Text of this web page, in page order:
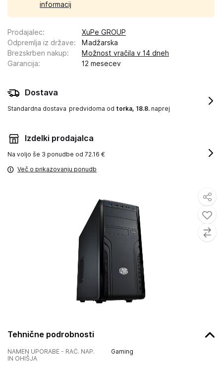
Tehnične podrobnosti
NAMEN UPORABE - RAČ. NAP.
IN OHIŠJA
Gaming
informacij
Prodajalec:
XuPe GROUP
Odpremlja iz države:
Madžarska
Brezskrben nakup:
Možnost vračila v 14 dneh
Garancija: 12 mesecev
Dostava
Standardna dostava predvidoma od torka, 18.8. naprej
Izdelki prodajalca
Na voljo še 3 ponudbe od 72.16 €
Več o prikazovanju ponudb